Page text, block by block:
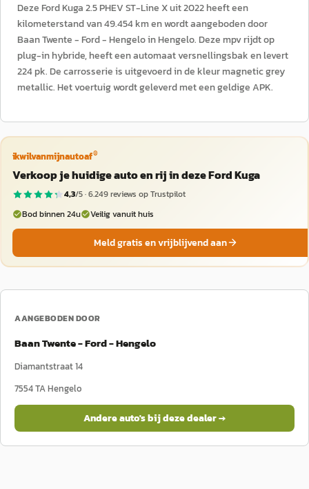
Deze Ford Kuga 2.5 PHEV ST-Line X uit 2022 heeft een
kilometerstand van 49.454 km en wordt aangeboden door
Baan Twente - Ford - Hengelo in Hengelo. Deze mpv rijdt op
plug-in hybride, heeft een automaat versnellingsbak en levert
224 pk. De carrosserie is uitgevoerd in de kleur magnetic grey
metallic. Het voertuig wordt geleverd met een geldige APK.
ikwilvanmijnautoaf®
Verkoop je huidige auto en rij in deze Ford Kuga
4,3/5 ·6.249reviews op Trustpilot
Bod binnen 24u
Veilig vanuit huis
Meld gratis en vrijblijvend aan
AANGEBODEN DOOR
Baan Twente - Ford - Hengelo
Diamantstraat 14
7554 TAHengelo
Andere auto's bij deze dealer →